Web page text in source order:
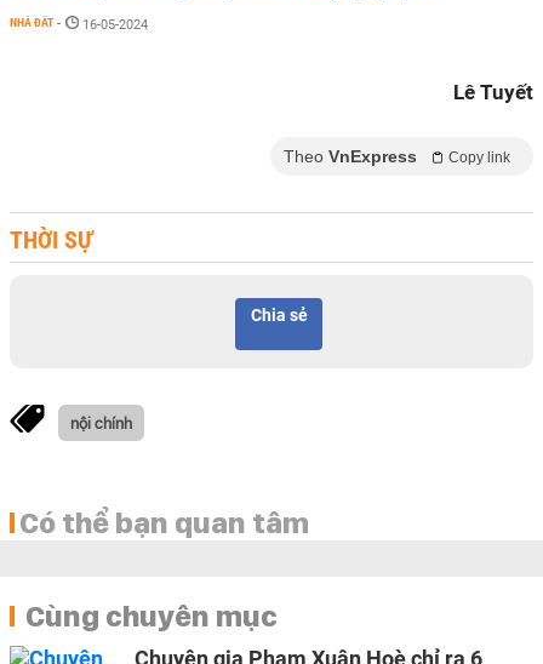
NHÀ ĐẤT - 16-05-2024
Lê Tuyết
Theo VnExpress Copy link
THỜI SỰ
Chia sẻ
nội chính
Có thể bạn quan tâm
Cùng chuyên mục
Chuyên gia Phạm Xuân Hoè chỉ ra 6